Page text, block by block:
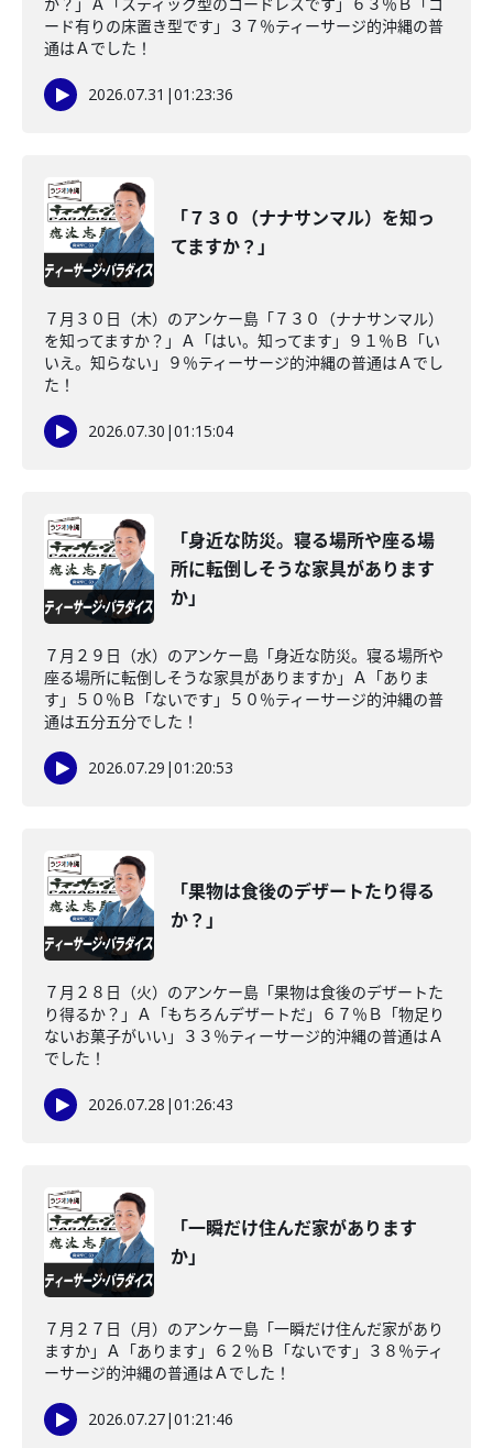
ード有りの床置き型です」３７％ティーサージ的沖縄の普
通はＡでした！
2026.07.31 |01:23:36
「７３０（ナナサンマル）を知っ
てますか？」
７月３０日（木）のアンケー島「７３０（ナナサンマル）
を知ってますか？」Ａ「はい。知ってます」９１％Ｂ「い
いえ。知らない」９％ティーサージ的沖縄の普通はＡでし
た！
2026.07.30 |01:15:04
「身近な防災。寝る場所や座る場
所に転倒しそうな家具があります
か」
７月２９日（水）のアンケー島「身近な防災。寝る場所や
座る場所に転倒しそうな家具がありますか」Ａ「ありま
す」５０％Ｂ「ないです」５０％ティーサージ的沖縄の普
通は五分五分でした！
2026.07.29 |01:20:53
「果物は食後のデザートたり得る
か？」
７月２８日（火）のアンケー島「果物は食後のデザートた
り得るか？」Ａ「もちろんデザートだ」６７％Ｂ「物足り
ないお菓子がいい」３３％ティーサージ的沖縄の普通はＡ
でした！
2026.07.28 |01:26:43
「一瞬だけ住んだ家があります
か」
７月２７日（月）のアンケー島「一瞬だけ住んだ家があり
ますか」Ａ「あります」６２％Ｂ「ないです」３８％ティ
ーサージ的沖縄の普通はＡでした！
2026.07.27|01:21:46